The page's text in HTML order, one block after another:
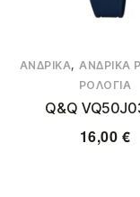
ΑΝΔΡΙΚΆ, ΑΝΔΡΙΚΆ
ΡΟΛΌΓΙΑ
Q&Q
16,00 €